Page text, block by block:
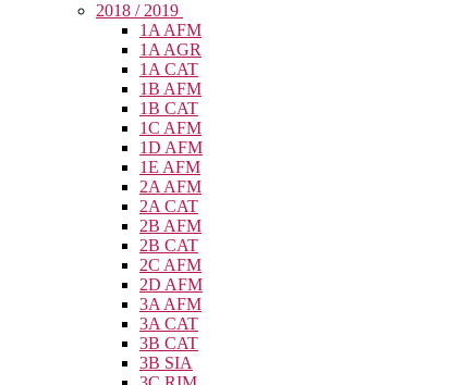
2018 / 2019
1A AFM
1A AGR
1A CAT
1B AFM
1B CAT
1C AFM
1D AFM
1E AFM
2A AFM
2A CAT
2B AFM
2B CAT
2C AFM
2D AFM
3A AFM
3A CAT
3B CAT
3B SIA